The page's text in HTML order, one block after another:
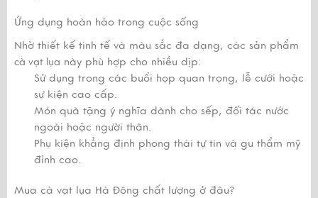
Ứng dụng hoàn hảo trong cuộc sống
Nhờ thiết kế tinh tế và màu sắc đa dạng, các sản phẩm
cà vạt lụa này phù hợp cho nhiều dịp:
Sử dụng trong các buổi họp quan trọng, lễ cưới hoặc
sự kiện cao cấp.
Món quà tặng ý nghĩa dành cho sếp, đối tác nước
ngoài hoặc người thân.
Phụ kiện khẳng định phong thái tự tin và gu thẩm mỹ
đỉnh cao.
Mua cà vạt lụa Hà Đông chất lượng ở đâu?